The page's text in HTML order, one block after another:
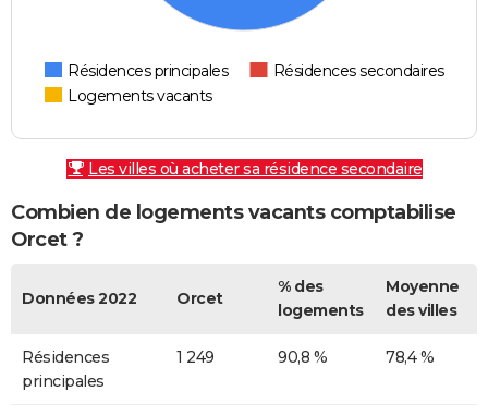
Résidences principales
Résidences secondaires
Logements vacants
Les villes où acheter sa résidence secondaire
Combien de logements vacants comptabilise
Orcet ?
Données 2022 Orcet
% des
logements
Moyenne
des villes
Résidences
principales
1 249 90,8 % 78,4 %